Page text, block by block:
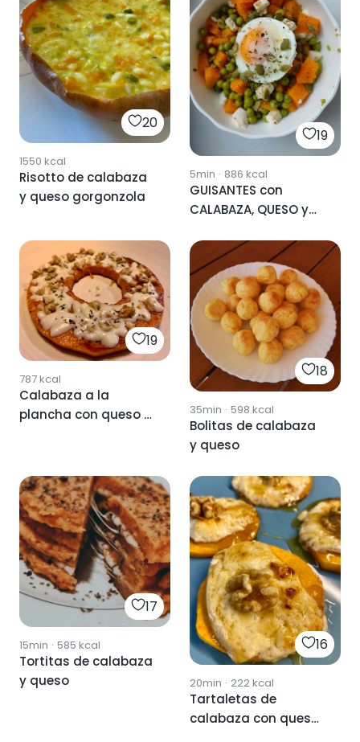
20
1550 kcal
Risotto de calabaza
y queso gorgonzola
19
5min · 886 kcal
GUISANTES con
CALABAZA, QUESO y
19
787kcal
Calabaza a la
plancha con queso y
18
35min · 598 kcal
Bolitas de calabaza
y queso
17
15min · 585 kcal
Tortitas de calabaza
y queso
16
20min · 222kcal
Tartaletas de
calabaza con queso